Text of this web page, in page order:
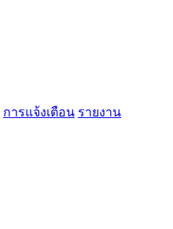
การแจ้งเตือน รายงาน